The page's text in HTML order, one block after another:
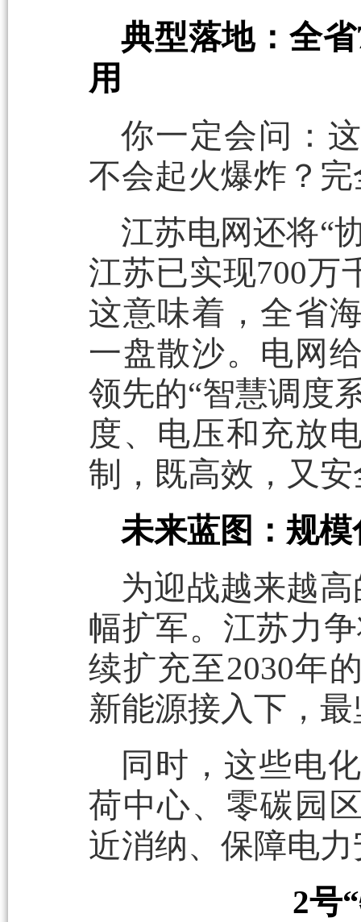
典型落地：全
用
你一定会问：
不会起火爆炸？
江苏电网还将“
江苏已实现700万
这意味着，全省
一盘散沙。电网
领先的“智慧调度
度、电压和充放
制，既高效，又
未来蓝图：规
为迎战越来越
幅扩军。江苏力
续扩充至2030年
新能源接入下，
同时，这些电
荷中心、零碳园
近消纳、保障电
2号